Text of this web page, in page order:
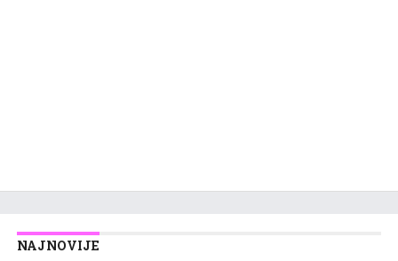
NAJNOVIJE